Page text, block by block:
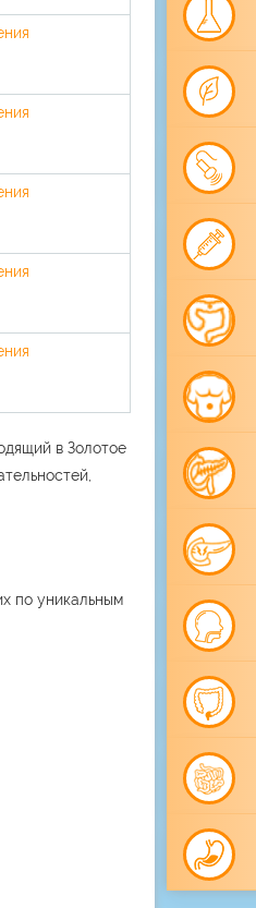
в Золотое
по уникальным